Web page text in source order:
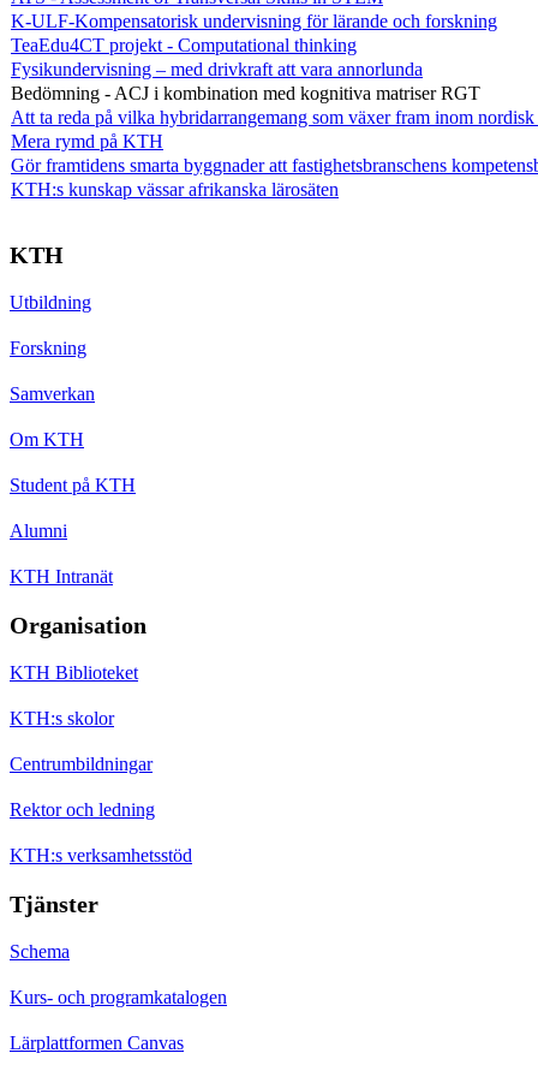
K-ULF-Kompensatorisk undervisning för lärande och forskning
TeaEdu4CT projekt - Computational thinking
Fysikundervisning – med drivkraft att vara annorlunda
Bedömning - ACJ i kombination med kognitiva matriser RGT
Att ta reda på vilka hybridarrangemang som växer fram inom
Mera rymd på KTH
Gör framtidens smarta byggnader att fastighetsbranschens
KTH:s kunskap vässar afrikanska lärosäten
KTH
Utbildning
Forskning
Samverkan
Om KTH
Student på KTH
Alumni
KTH Intranät
Organisation
KTH Biblioteket
KTH:s skolor
Centrumbildningar
Rektor och ledning
KTH:s verksamhetsstöd
Tjänster
Schema
Kurs- och programkatalogen
Lärplattformen Canvas